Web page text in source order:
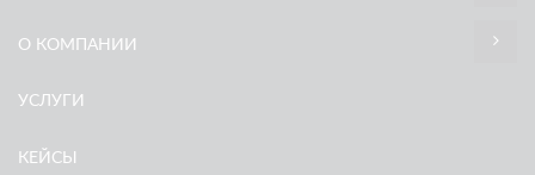
О КОМПАНИИ
УСЛУГИ
КЕЙСЫ